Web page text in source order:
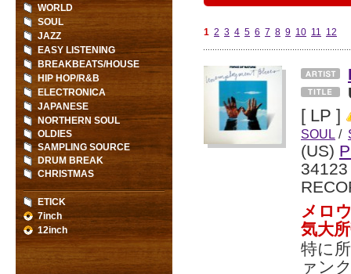
1 2 3 4 5 6 7 8 9 10 11 12
[ LP ]
SOUL /
(US)
34123
メロ
気大
特に
ァン
WORLD
SOUL
JAZZ
EASY LISTENING
BREAKBEATS/HOUSE
HIP HOP/R&B
ELECTRONICA
JAPANESE
NORTHERN SOUL
OLDIES
SAMPLING SOURCE
DRUM BREAK
CHRISTMAS
ETICK
7inch
12inch